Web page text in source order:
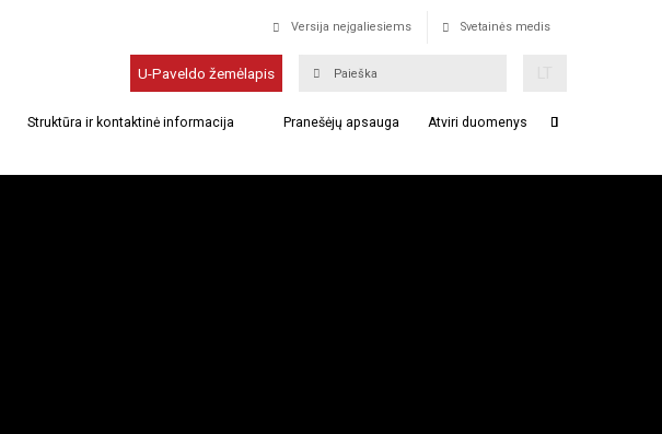
Versija neįgaliesiems Svetainės medis
U-Paveldo žemėlapis
Struktūra ir kontaktinė informacija Pranešėjų apsauga Atviri duomenys